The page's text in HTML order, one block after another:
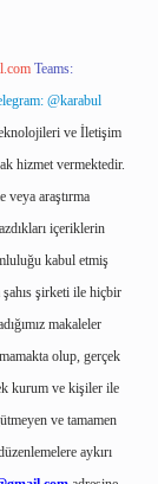
Teams:
@karabul
ve İletişim
hizmet vermektedir.
veya araştırma
içeriklerin
kabul etmiş
şirketi ile hiçbir
makaleler
olup, gerçek
kurum ve kişiler ile
ve tamamen
aykırı